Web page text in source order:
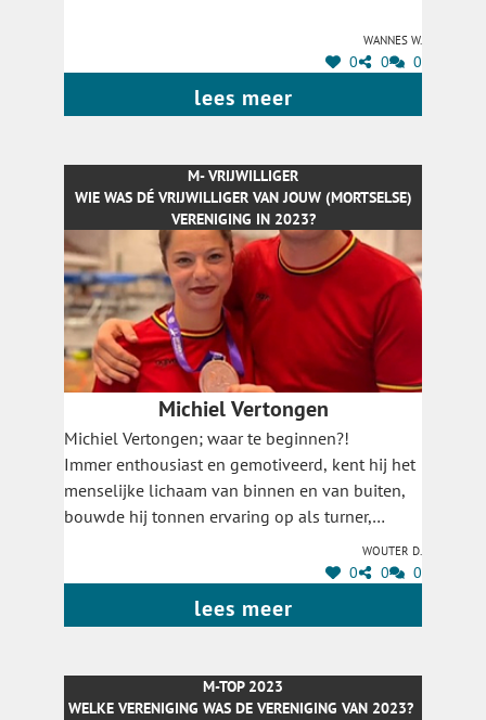
onvoorwaardelijke inzet! Merci 💋
Wannes W.
0 0 0
lees meer
M- VRIJWILLIGER
WIE WAS DÉ VRIJWILLIGER VAN JOUW (MORTSELSE)
VERENIGING IN 2023?
Michiel Vertongen
Michiel Vertongen; waar te beginnen?!
Immer enthousiast en gemotiveerd, kent hij het
menselijke lichaam van binnen en van buiten,
bouwde hij tonnen ervaring op als turner,
gymnasten nationale en internationale prijzen
Altruïst als hij is, was het hem daar nooit om te
zijn inspanningen ruimschoots op zijn plaats.
Michiel zet zich zowel in voor D&V en Gymplus
Wouter D.
0 0 0
lees meer
M-TOP 2023
WELKE VERENIGING WAS DE VERENIGING VAN 2023?